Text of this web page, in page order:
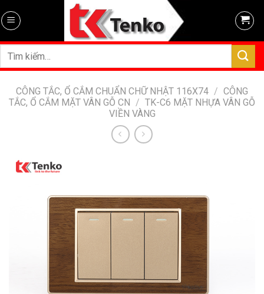
to
Tìm
CÔNG TẮC, Ổ CẮM CHUẨN CHỮ NHẬT 116X74 / CÔNG
TẮC, Ổ CẮM MẶT VÂN GỖ CN / TK-C6 MẶT NHỰA VÂN GỖ
VIỀN VÀNG